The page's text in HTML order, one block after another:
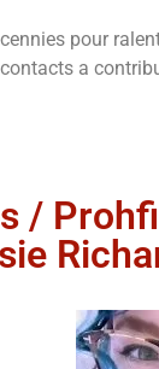
pour
a
/